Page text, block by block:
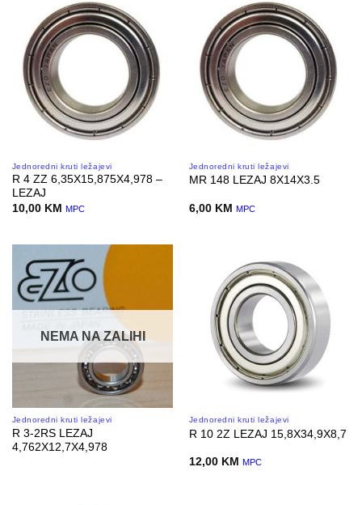
Jednoredni kruti ležajevi
R 4 ZZ 6,35X15,875X4,978 –
LEZAJ
10,00 KM MPC
Jednoredni kruti ležajevi
MR 148 LEZAJ 8X14X3.5
6,00 KM MPC
NEMA NA ZALIHI
Jednoredni kruti ležajevi
R 3-2RS LEZAJ
4,762X12,7X4,978
Jednoredni kruti ležajevi
R 10 2Z LEZAJ 15,8X34,9X8,7
12,00 KM MPC